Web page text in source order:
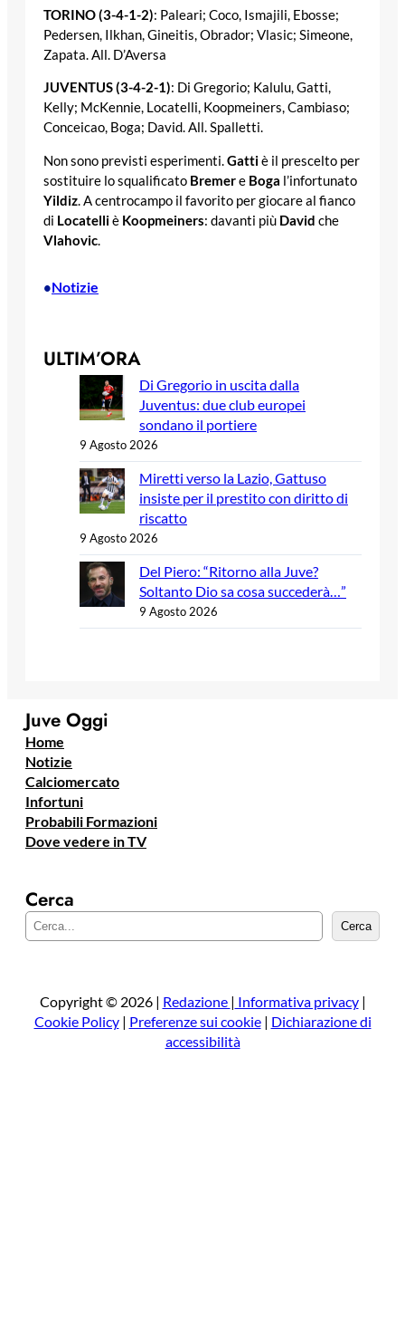
TORINO (3-4-1-2): Paleari; Coco, Ismajili, Ebosse;
Pedersen, Ilkhan, Gineitis, Obrador; Vlasic; Simeone,
Zapata. All. D’Aversa
JUVENTUS (3-4-2-1): Di Gregorio; Kalulu, Gatti,
Kelly; McKennie, Locatelli, Koopmeiners, Cambiaso;
Conceicao, Boga; David. All. Spalletti.
Non sono previsti esperimenti.Gattiè il prescelto per
sostituire lo squalificato Bremere Boga l’infortunato
Yildiz. A centrocampo il favorito per giocare al fianco
di Locatelliè Koopmeiners: davanti più David che
Vlahovic.
•Notizie
ULTIM’ORA
Di Gregorio in uscita dalla
Juventus: due club europei
sondano il portiere
9 Agosto 2026
Miretti verso la Lazio, Gattuso
insiste per il prestito con diritto di
riscatto
9 Agosto 2026
Del Piero: “Ritorno alla Juve?
Soltanto Dio sa cosa succederà…”
9 Agosto 2026
Juve Oggi
Home
Notizie
Calciomercato
Infortuni
Probabili Formazioni
Dove vedere in TV
Cerca
e
a
Cerca
Copyright © 2026 | Redazione | Informativa privacy|
Cookie Policy| Preferenze sui cookie| Dichiarazione di
accessibilità